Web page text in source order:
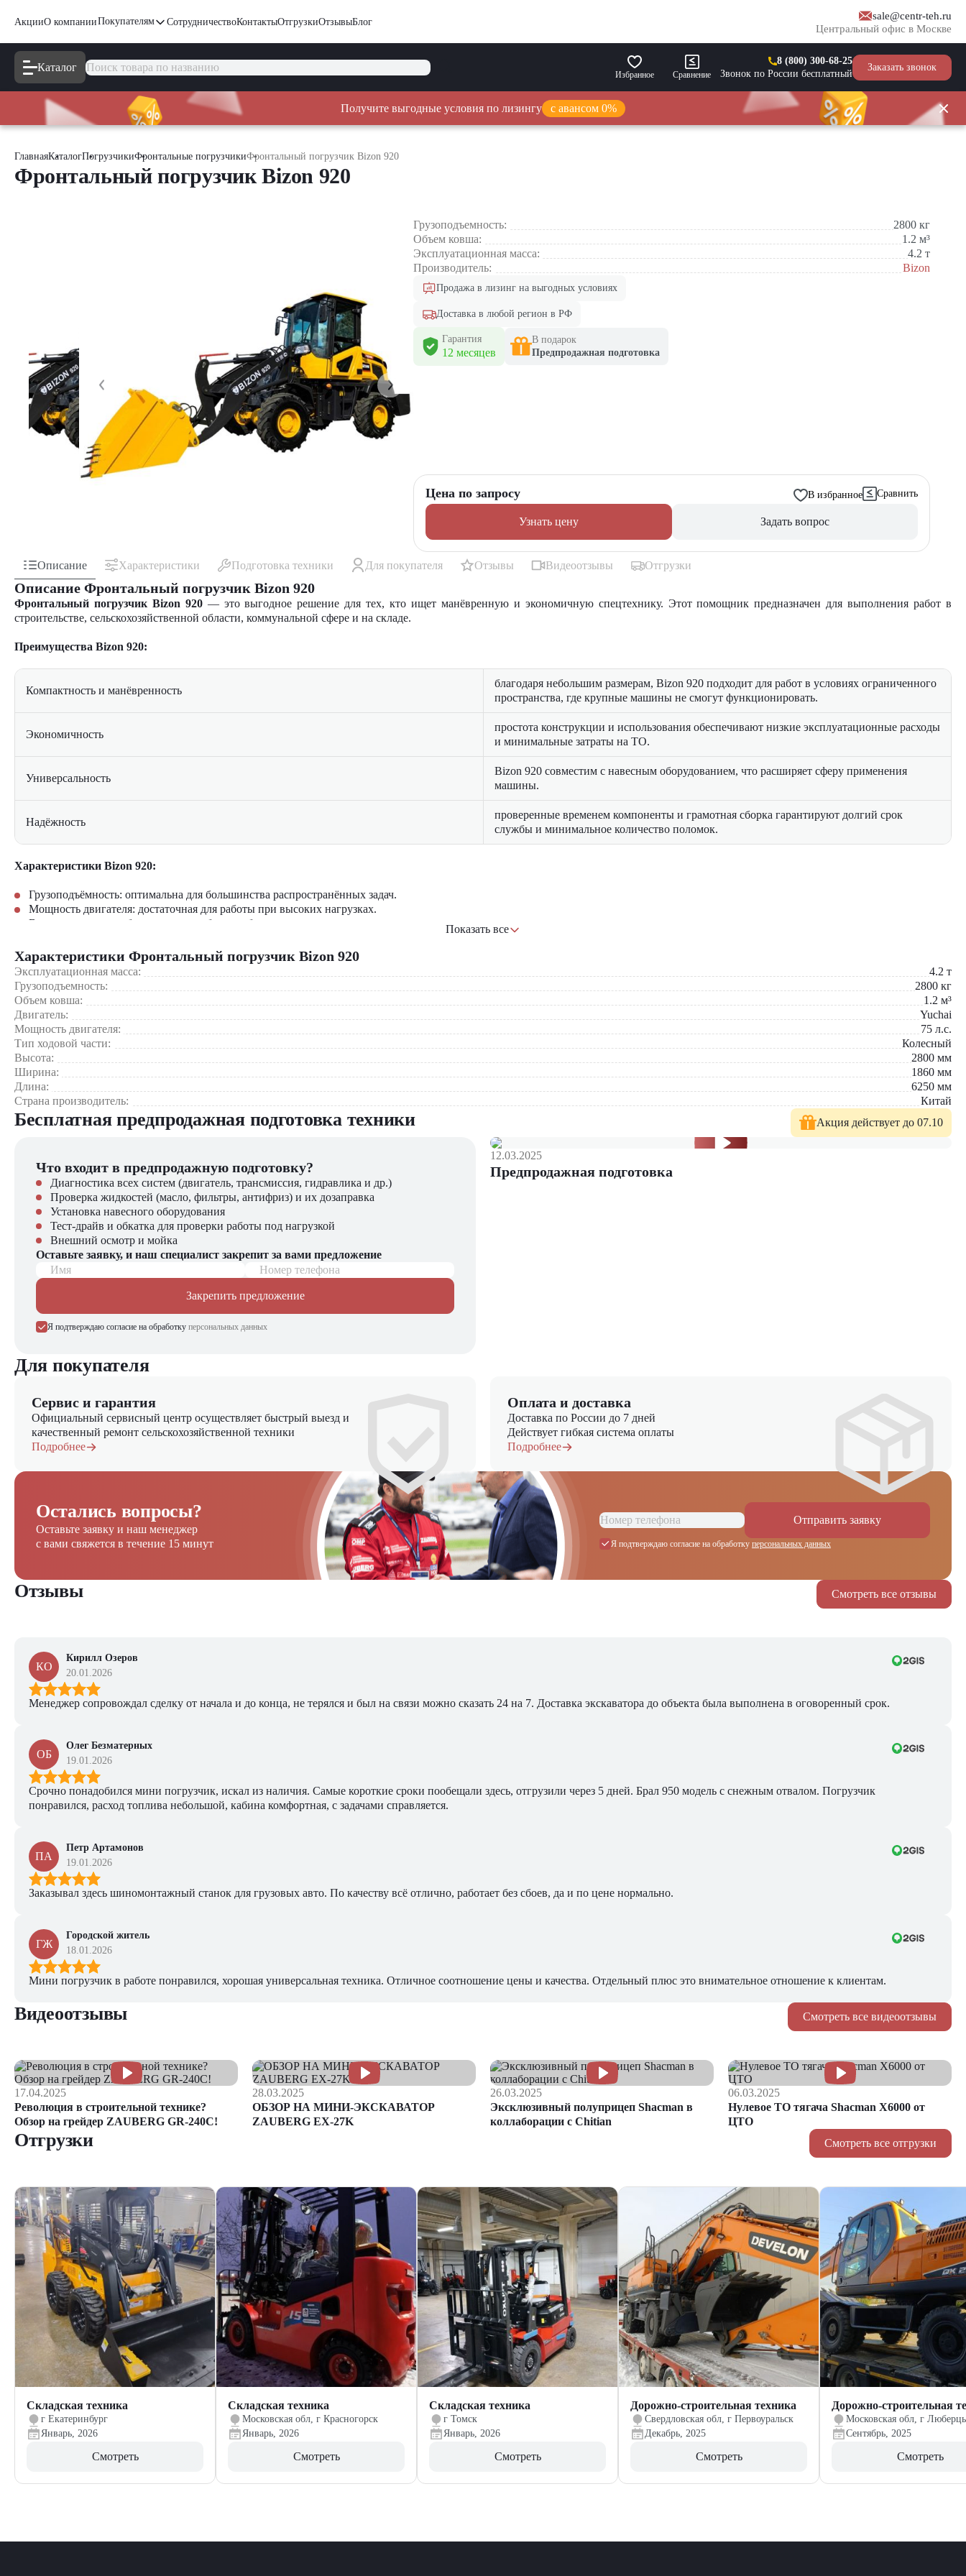
АкцииО компанииПокупателям СотрудничествоКонтактыОтгрузкиОтзывыБлог
sale@centr-teh.ru
Центральный офис в Москве
Каталог
Избранное Сравнение
8 (800) 300-68-25
Звонок по России бесплатный
Заказать звонок
Получите выгодные условия по лизингу с авансом 0%
ГлавнаяКаталогПогрузчикиФронтальные погрузчикиФронтальный погрузчик Bizon 920
Фронтальный погрузчик Bizon 920
Грузоподъемность: 2800 кг
Объем ковша:
1.2 м³
Эксплуатационная масса:
4.2 т
Производитель:
Bizon
Продажа в лизинг на выгодных условиях
Доставка в любой регион в РФ
Гарантия
12 месяцев
В подарок
Предпродажная подготовка
Цена по запросу В избранное Сравнить
Узнать цену Задать вопрос
Описание Характеристики Подготовка техники Для покупателя Отзывы Видеоотзывы Отгрузки
Описание Фронтальный погрузчик Bizon 920
Фронтальный погрузчик Bizon 920— это выгодное решение для тех, кто ищет манёвренную и экономичную спецтехнику. Этот помощник предназначен для выполнения работ в
строительстве, сельскохозяйственной области, коммунальной сфере и на складе.
Преимущества Bizon 920:
Компактность и манёвренность
благодаря небольшим размерам, Bizon 920 подходит для работ в условиях ограниченного
пространства, где крупные машины не смогут функционировать.
Экономичность
простота конструкции и использования обеспечивают низкие эксплуатационные расходы
и минимальные затраты на ТО.
Универсальность
Bizon 920 совместим с навесным оборудованием, что расширяет сферу применения
машины.
Надёжность
проверенные временем компоненты и грамотная сборка гарантируют долгий срок
службы и минимальное количество поломок.
Характеристики Bizon 920:
Грузоподъёмность: оптимальна для большинства распространённых задач.
Мощность двигателя: достаточная для работы при высоких нагрузках.
Высота выгрузки: обеспечивает удобство работы с грузовиками и другими транспортными средствами.
ЦТО
— официальный дилер китайских производителей, предлагает широкий выбор моделей фронтальных погрузчиков по самым выгодным ценам. В нашем каталоге вы найдёте
необходимые характеристики и подробное описание каждой машины. Мы осуществляем продажу спецтехники и предлагаем выгодные условия лизинга.
Показать все
Характеристики Фронтальный погрузчик Bizon 920
Эксплуатационная масса: 4.2 т
Грузоподъемность:
2800 кг
Объем ковша:
1.2 м³
Двигатель:
Yuchai
Мощность двигателя:
75 л.с.
Тип ходовой части:
Колесный
Высота:
2800 мм
Ширина:
1860 мм
Длина:
6250 мм
Страна производитель:
Китай
Бесплатная предпродажная подготовка техники Акция действует до 07.10
Что входит в предпродажную подготовку?
Диагностика всех систем (двигатель, трансмиссия, гидравлика и др.)
Проверка жидкостей (масло, фильтры, антифриз) и их дозаправка
Установка навесного оборудования
Тест-драйв и обкатка для проверки работы под нагрузкой
Внешний осмотр и мойка
Оставьте заявку, и наш специалист закрепит за вами предложение
Имя
Номер телефона
Закрепить предложение
Я подтверждаю согласие на обработку персональных данных
12.03.2025
Предпродажная подготовка
Для покупателя
Сервис и гарантия
Официальный сервисный центр осуществляет быстрый выезд и
качественный ремонт сельскохозяйственной техники
Подробнее
Оплата и доставка
Доставка по России до 7 дней
Действует гибкая система оплаты
Подробнее
Остались вопросы?
Оставьте заявку и наш менеджер
с вами свяжется в течение 15 минут
Отправить заявку
Я подтверждаю согласие на обработку персональных данных
Смотреть все отзывы
Отзывы
КО
Кирилл Озеров
20.01.2026
Менеджер сопровождал сделку от начала и до конца, не терялся и был на связи можно сказать 24 на 7. Доставка экскаватора до объекта была выполнена в оговоренный срок.
ОБ
Олег Безматерных
19.01.2026
Срочно понадобился мини погрузчик, искал из наличия. Самые короткие сроки пообещали здесь, отгрузили через 5 дней. Брал 950 модель с снежным отвалом. Погрузчик
понравился, расход топлива небольшой, кабина комфортная, с задачами справляется.
ПА
Петр Артамонов
19.01.2026
Заказывал здесь шиномонтажный станок для грузовых авто. По качеству всё отлично, работает без сбоев, да и по цене нормально.
ГЖ
Городской житель
18.01.2026
Мини погрузчик в работе понравился, хорошая универсальная техника. Отличное соотношение цены и качества. Отдельный плюс это внимательное отношение к клиентам.
Смотреть все видеоотзывы
Видеоотзывы
17.04.2025
Революция в строительной технике?
Обзор на грейдер ZAUBERG GR-240C!
28.03.2025
ОБЗОР НА МИНИ-ЭКСКАВАТОР
ZAUBERG EX-27K
26.03.2025
Эксклюзивный полуприцеп Shacman в
коллаборации с Chitian
06.03.2025
Нулевое ТО тягача Shacman Х6000 от
ЦТО
Смотреть все отгрузки
Отгрузки
Складская техника
г Екатеринбург
Январь, 2026
Смотреть
Складская техника
Московская обл, г Красногорск
Январь, 2026
Смотреть
Складская техника
г Томск
Январь, 2026
Смотреть
Дорожно-строительная техника
Свердловская обл, г Первоуральск
Декабрь, 2025
Смотреть
Дорожно-строительная
Московская обл, г
Сентябрь, 2025
Смотреть